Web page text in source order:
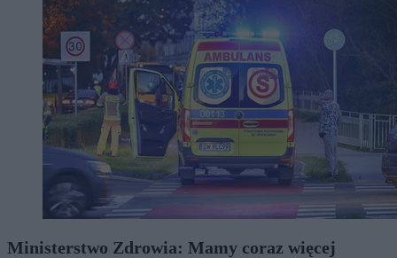
Ministerstwo Zdrowia: Mamy coraz więcej